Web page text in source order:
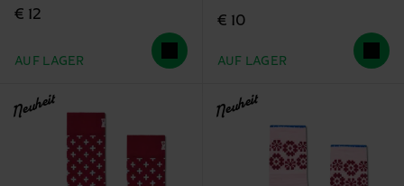
€ 12
AUF LAGER
€ 10
AUF LAGER
Neuheit Neuheit